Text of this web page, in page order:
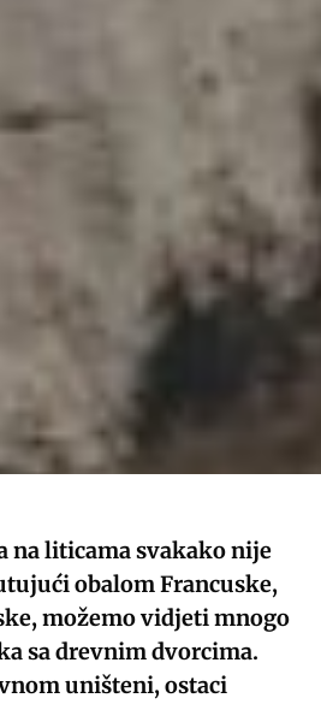
na liticama svakako nije
obalom Francuske,
možemo vidjeti mnogo
sa drevnim dvorcima.
uništeni, ostaci